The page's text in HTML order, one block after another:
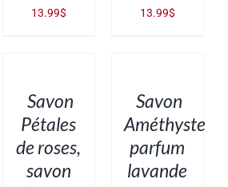
13.99$ 13.99$
DÉTAILSSavon
Pétales
de roses,
savon
DÉTAILSSavon
Améthyste
parfum
lavande